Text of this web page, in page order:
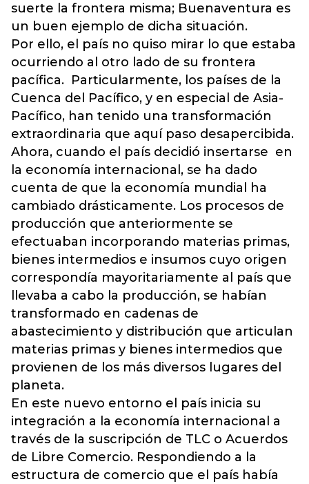
suerte la frontera misma; Buenaventura es
un buen ejemplo de dicha situación.
Por ello, el país no quiso mirar lo que estaba
ocurriendo al otro lado de su frontera
pacífica. Particularmente, los países de la
Cuenca del Pacífico, y en especial de Asia-
Pacífico, han tenido una transformación
extraordinaria que aquí paso desapercibida.
Ahora, cuando el país decidió insertarse en
la economía internacional, se ha dado
cuenta de que la economía mundial ha
cambiado drásticamente. Los procesos de
producción que anteriormente se
efectuaban incorporando materias primas,
bienes intermedios e insumos cuyo origen
correspondía mayoritariamente al país que
llevaba a cabo la producción, se habían
transformado en cadenas de
abastecimiento y distribución que articulan
materias primas y bienes intermedios que
provienen de los más diversos lugares del
planeta.
En este nuevo entorno el país inicia su
integración a la economía internacional a
través de la suscripción de TLC o Acuerdos
de Libre Comercio. Respondiendo a la
estructura de comercio que el país había